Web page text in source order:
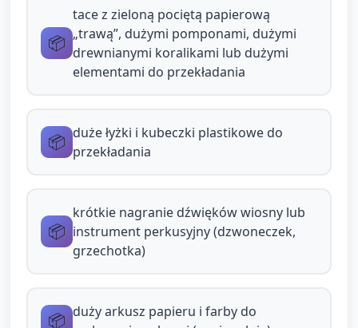
Nazywaj kolory i kształty prostymi słowami.
Zachęć do wskazywania koloru: "Pokaż
zielony", "Gdzie kwiatek?" (pomoc przy
wskazywaniu).
przekładania (ok. 5 minut)
dużymi drewnianymi koralikami lub dużą
suchą makaronową rurką (duże elementy).
ręką, wkładają do kubeczków, odkrywają
📦
tace z zieloną pociętą papierową
„trawą”, dużymi pomponami, dużymi
drewnianymi koralikami lub dużymi
elementami do przekładania
📦 duże łyżki i kubeczki plastikowe do
przekładania
📦
krótkie nagranie dźwięków wiosny lub
instrument perkusyjny (dzwoneczek,
grzechotka)
📦 duży arkusz papieru i farby do